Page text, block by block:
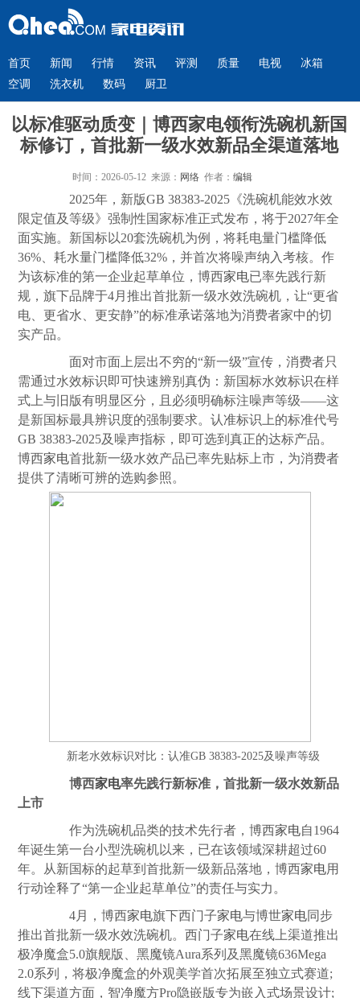
首页 新闻 行情 资讯 评测 质量 电视
冰箱
空调
洗衣机 数码 厨卫
以标准驱动质变｜博西家电领衔洗碗机新国
标修订，首批新一级水效新品全渠道落地
时间：2026-05-12 来源： 网络作者： 编辑
2025年，新版GB 38383-2025《洗碗机能效水效
限定值及等级》强制性国家标准正式发布，将于2027年全
面实施。新国标以20套洗碗机为例，将耗电量门槛降低
36%、耗水量门槛降低32%，并首次将噪声纳入考核。作
为该标准的第一企业起草单位，博西家电已率先践行新
规，旗下品牌于4月推出首批新一级水效洗碗机，让“更省
电、更省水、更安静”的标准承诺落地为消费者家中的切
实产品。
面对市面上层出不穷的“新一级”宣传，消费者只
需通过水效标识即可快速辨别真伪：新国标水效标识在样
式上与旧版有明显区分，且必须明确标注噪声等级——这
是新国标最具辨识度的强制要求。认准标识上的标准代号
GB 38383-2025及噪声指标，即可选到真正的达标产品。
博西家电首批新一级水效产品已率先贴标上市，为消费者
提供了清晰可辨的选购参照。
新老水效标识对比：认准GB 38383-2025及噪声等级
博西家电率先践行新标准，首批新一级水效新品
上市
作为洗碗机品类的技术先行者，博西家电自1964
年诞生第一台小型洗碗机以来，已在该领域深耕超过60
年。从新国标的起草到首批新一级新品落地，博西家电用
行动诠释了“第一企业起草单位”的责任与实力。
4月，博西家电旗下西门子家电与博世家电同步
推出首批新一级水效洗碗机。西门子家电在线上渠道推出
极净魔盒5.0旗舰版、黑魔镜Aura系列及黑魔镜636Mega
2.0系列，将极净魔盒的外观美学首次拓展至独立式赛道;
线下渠道方面，智净魔方Pro隐嵌版专为嵌入式场景设计;